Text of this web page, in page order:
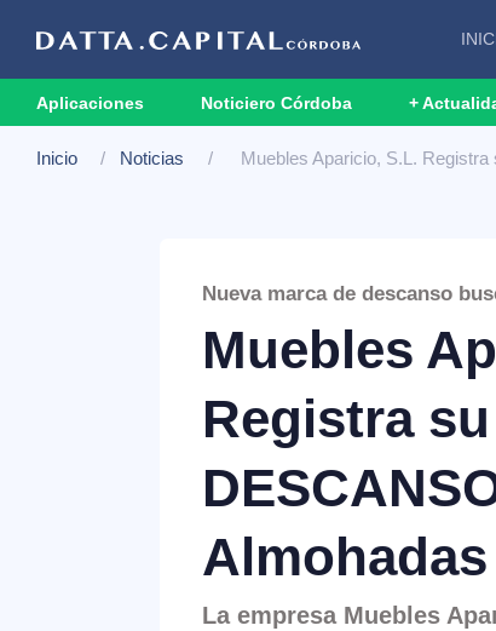
Aplicaciones Noticiero Córdoba +
Inicio Noticias Muebles Aparicio, S.L.
Nueva marca de descanso
Muebles
Registra su
Almohadas
La empresa Muebles